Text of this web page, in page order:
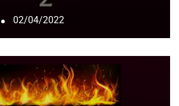
02/04/2022